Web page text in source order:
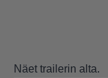
Näet trailerin alta.